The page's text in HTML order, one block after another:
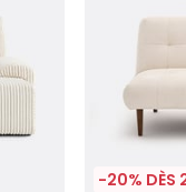
-20% DÈS